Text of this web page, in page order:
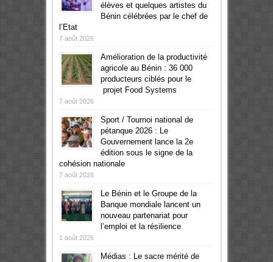
élèves et quelques artistes du
Bénin célébrées par le chef de
l’Etat
7 août 2026
Amélioration de la productivité
agricole au Bénin : 36 000
producteurs ciblés pour le
projet Food Systems
7 août 2026
Sport / Tournoi national de
pétanque 2026 : Le
Gouvernement lance la 2e
édition sous le signe de la
cohésion nationale
7 août 2026
Le Bénin et le Groupe de la
Banque mondiale lancent un
nouveau partenariat pour
l’emploi et la résilience
1 août 2026
Médias : Le sacre mérité de